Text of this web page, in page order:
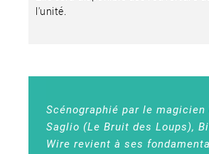
Scénographié par le magicien
Saglio (Le Bruit des Loups),
Wire revient à ses
l'unité.